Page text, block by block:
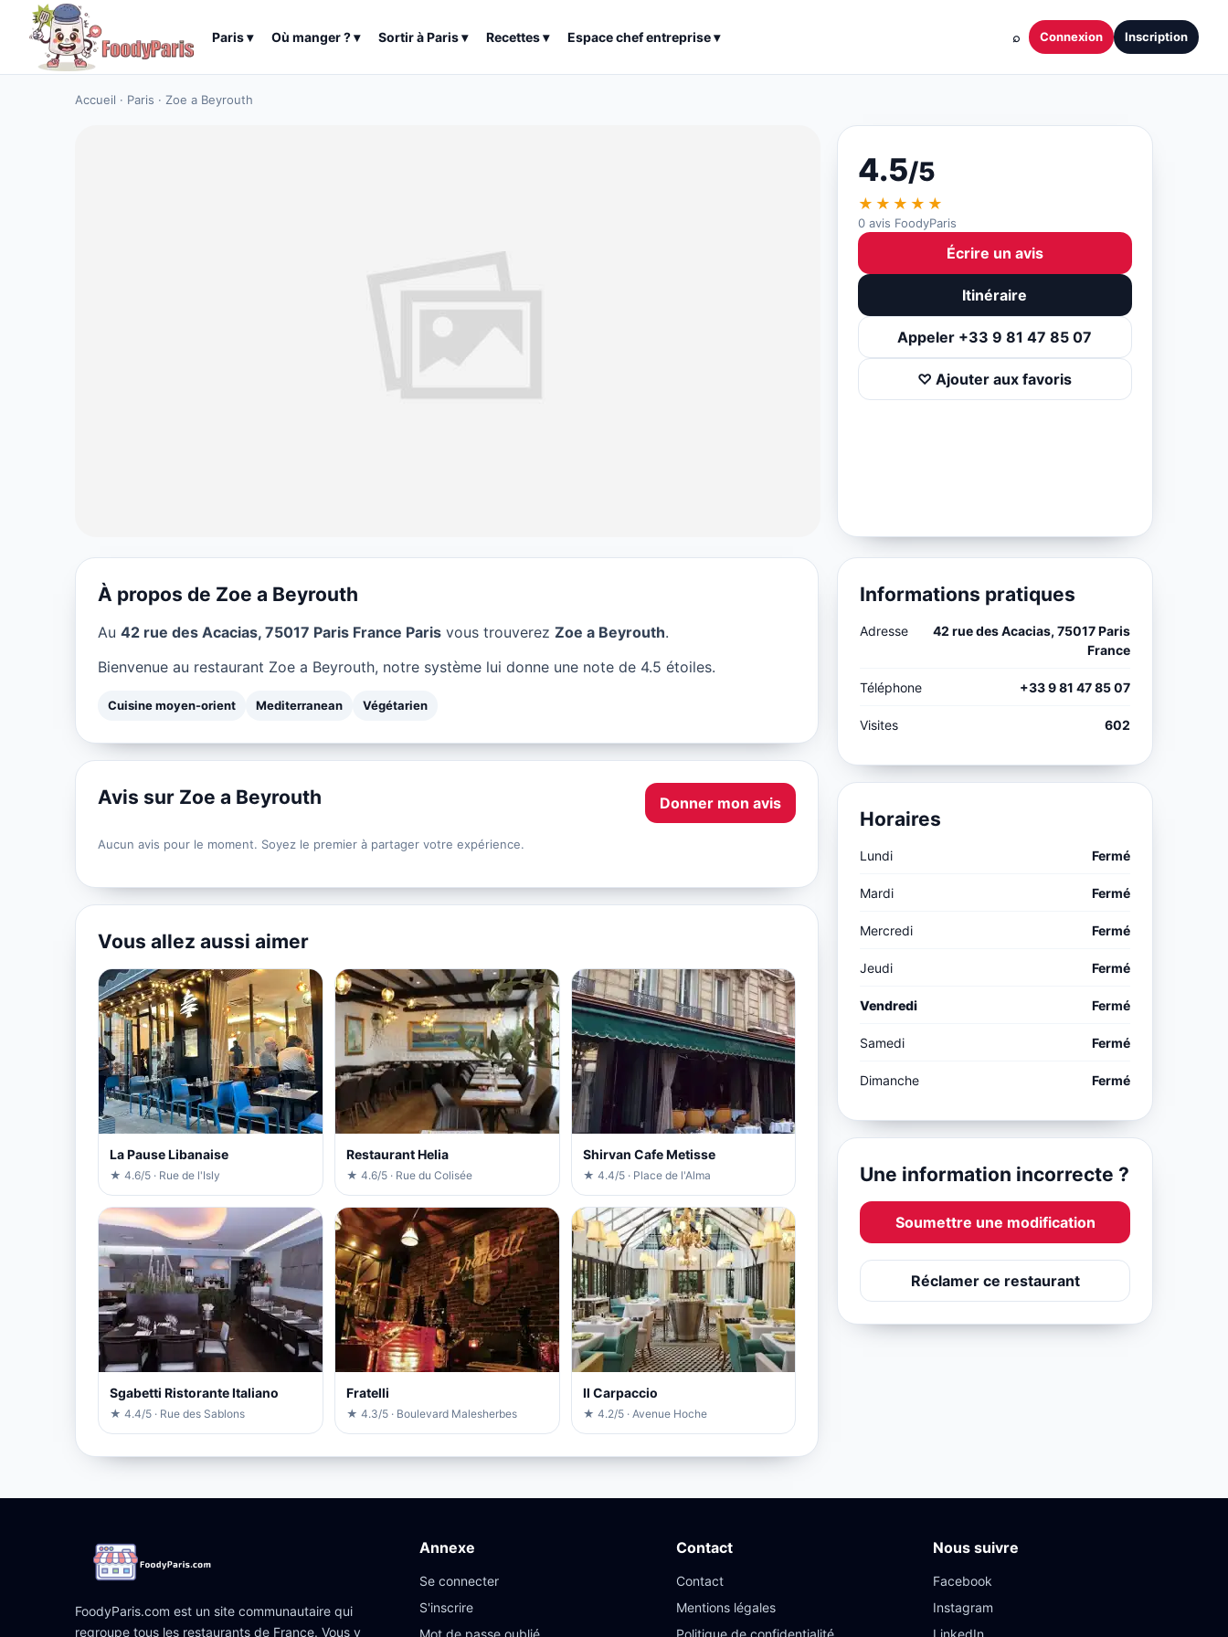
Paris▾ Où manger ?▾ Sortir àParis▾ Recettes▾ Espace chef entreprise▾ ⌕ Connexion Inscription
Accueil · Paris · Zoe a Beyrouth
Zoe a Beyrouth à Paris
4.5/5
★★★★★
0 avis FoodyParis
Écrire un avis
Itinéraire
Appeler +33 9 81 47 85 07
♡ Ajouter aux favoris
À propos de Zoe a Beyrouth
Au 42 rue des Acacias, 75017 Paris France Paris vous trouverez Zoe a Beyrouth.
Bienvenue au restaurant Zoe a Beyrouth, notre système lui donne une note de 4.5 étoiles.
Cuisine moyen-orient Mediterranean Végétarien
Avis sur Zoe a Beyrouth Donner mon avis
Aucun avis pour le moment. Soyez le premier à partager votre expérience.
Vous allez aussi aimer
La Pause Libanaise
★ 4.6/5 · Rue de l'Isly
Restaurant Helia
★ 4.6/5 · Rue du Colisée
Shirvan Cafe Metisse
★ 4.4/5 · Place de l'Alma
Sgabetti Ristorante Italiano
★ 4.4/5 · Rue des Sablons
Fratelli
★ 4.3/5 · Boulevard Malesherbes
Il Carpaccio
★ 4.2/5 · Avenue Hoche
Informations pratiques
Adresse
42 rue des Acacias, 75017 Paris
France
Téléphone +33 9 81 47 85 07
Visites 602
Horaires
Lundi Fermé
Mardi Fermé
Mercredi Fermé
Jeudi Fermé
Vendredi Fermé
Samedi Fermé
Dimanche Fermé
Une information incorrecte ?
Soumettre une modification
Réclamer ce restaurant
FoodyParis.com est un site communautaire qui
regroupe tous les restaurants de France. Vous y
Annexe
Se connecter
S'inscrire
Mot de passe oublié
Contact
Contact
Mentions légales
Politique de confidentialité
Nous suivre
Facebook
Instagram
LinkedIn